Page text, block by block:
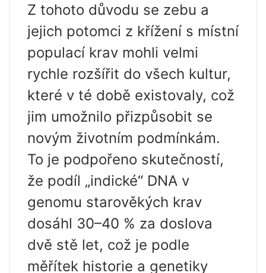
Z tohoto důvodu se zebu a
jejich potomci z křížení s místní
populací krav mohli velmi
rychle rozšířit do všech kultur,
které v té době existovaly, což
jim umožnilo přizpůsobit se
novým životním podmínkám.
To je podpořeno skutečností,
že podíl „indické“ DNA v
genomu starověkých krav
dosáhl 30–40 % za doslova
dvě stě let, což je podle
měřítek historie a genetiky